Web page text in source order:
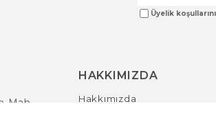
Üyelik koşullarını
Mah.
HAKKIMIZDA
Hakkımızda